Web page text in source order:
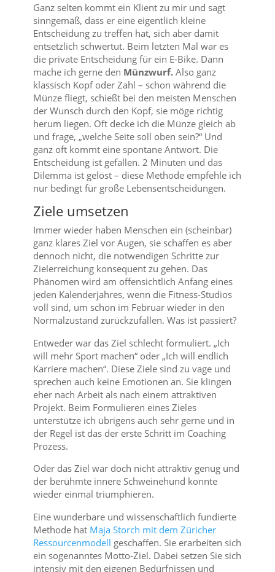
Ganz selten kommt ein Klient zu mir und sagt
sinngemäß, dass er eine eigentlich kleine
Entscheidung zu treffen hat, sich aber damit
entsetzlich schwertut. Beim letzten Mal war es
die private Entscheidung für ein E-Bike. Dann
mache ich gerne den Münzwurf.Also ganz
klassisch Kopf oder Zahl – schon während die
Münze fliegt, schießt bei den meisten Menschen
der Wunsch durch den Kopf, sie möge richtig
herum liegen. Oft decke ich die Münze gleich ab
und frage, „welche Seite soll oben sein?“ Und
ganz oft kommt eine spontane Antwort. Die
Entscheidung ist gefallen. 2 Minuten und das
Dilemma ist gelöst – diese Methode empfehle ich
nur bedingt für große Lebensentscheidungen.
Ziele umsetzen
Immer wieder haben Menschen ein (scheinbar)
ganz klares Ziel vor Augen, sie schaffen es aber
dennoch nicht, die notwendigen Schritte zur
Zielerreichung konsequent zu gehen. Das
Phänomen wird am offensichtlich Anfang eines
jeden Kalenderjahres, wenn die Fitness-Studios
voll sind, um schon im Februar wieder in den
Normalzustand zurückzufallen. Was ist passiert?
Entweder war das Ziel schlecht formuliert. „Ich
will mehr Sport machen“ oder „Ich will endlich
Karriere machen“. Diese Ziele sind zu vage und
sprechen auch keine Emotionen an. Sie klingen
eher nach Arbeit als nach einem attraktiven
Projekt. Beim Formulieren eines Zieles
unterstütze ich übrigens auch sehr gerne und in
der Regel ist das der erste Schritt im Coaching
Prozess.
Oder das Ziel war doch nicht attraktiv genug und
der berühmte innere Schweinehund konnte
wieder einmal triumphieren.
Eine wunderbare und wissenschaftlich fundierte
Methode hat Maja Storch mit dem Züricher
Ressourcenmodell geschaffen. Sie erarbeiten sich
ein sogenanntes Motto-Ziel. Dabei setzen Sie sich
intensiv mit den eigenen Bedürfnissen und